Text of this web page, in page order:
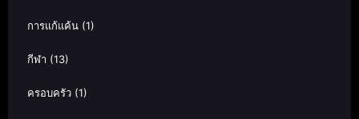
การแก้แค้น (1)
กีฬา (13)
ครอบครัว (1)